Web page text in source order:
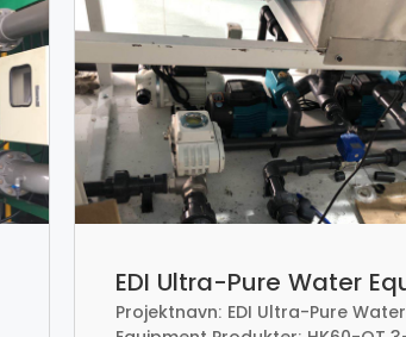
EDI Ultra-Pure Water
Projektnavn: EDI Ultra-Pure Water